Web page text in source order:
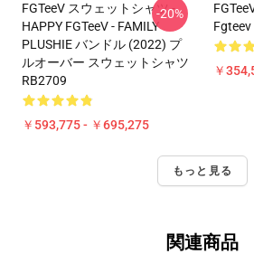
FGTeeV スウェットシャツ -
HAPPY FGTeeV - FAMILY
PLUSHIE バンドル (2022) プ
ルオーバー スウェットシャツ
RB2709
￥593,775 - ￥695,275
-20%
￥
もっと見る
関連商品